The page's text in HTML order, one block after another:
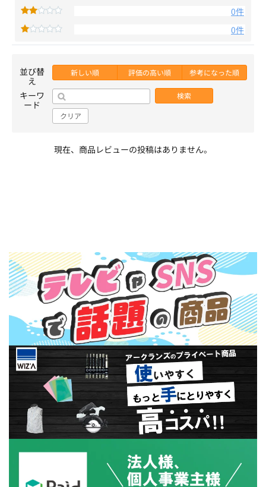
0件
0件
並び替
え
新しい順 評価の高い順 参考になった順
キーワ
ード
検索
クリア
現在、商品レビューの投稿はありません。